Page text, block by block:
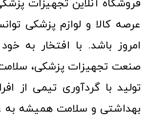
امروز باشد. با افتخار به
صنعت تجهیزات پزشکی،
تولید با گردآوری تیمی از
بهداشتی و سلامت همیشه به